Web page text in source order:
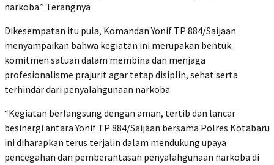
narkoba.” Terangnya
Dikesempatan itu pula, Komandan Yonif TP 884/Saijaan
menyampaikan bahwa kegiatan ini merupakan bentuk
komitmen satuan dalam membina dan menjaga
profesionalisme prajurit agar tetap disiplin, sehat serta
terhindar dari penyalahgunaan narkoba.
“Kegiatan berlangsung dengan aman, tertib dan lancar
besinergi antara Yonif TP 884/Saijaan bersama Polres Kotabaru
ini diharapkan terus terjalin dalam mendukung upaya
pencegahan dan pemberantasan penyalahgunaan narkoba di